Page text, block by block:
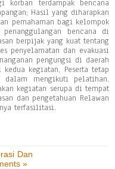
korban terdampak bencana
Hasil yang diharapkan
pemahaman bagi kelompok
bencana di
berpijak yang kuat tentang
penyelamatan dan evakuasi
pengungsi di daerah
kegiatan, Peserta tetap
dalam mengikuti pelatihan.
kegiatan serupa di tempat
dan pengetahuan Relawan
terfasilitasi.
Dan
»